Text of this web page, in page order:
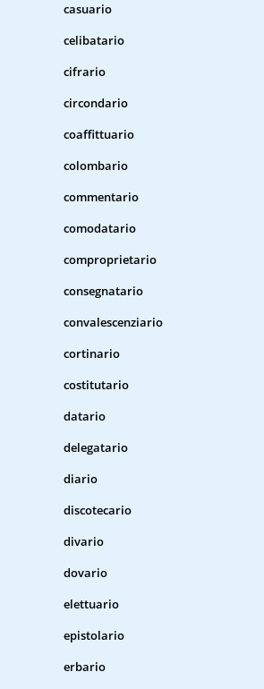
casuario
celibatario
cifrario
circondario
coaffittuario
colombario
commentario
comodatario
comproprietario
consegnatario
convalescenziario
cortinario
costitutario
datario
delegatario
diario
discotecario
divario
dovario
elettuario
epistolario
erbario